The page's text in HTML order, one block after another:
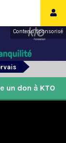
Contenu sponsorisé
un don à KTO